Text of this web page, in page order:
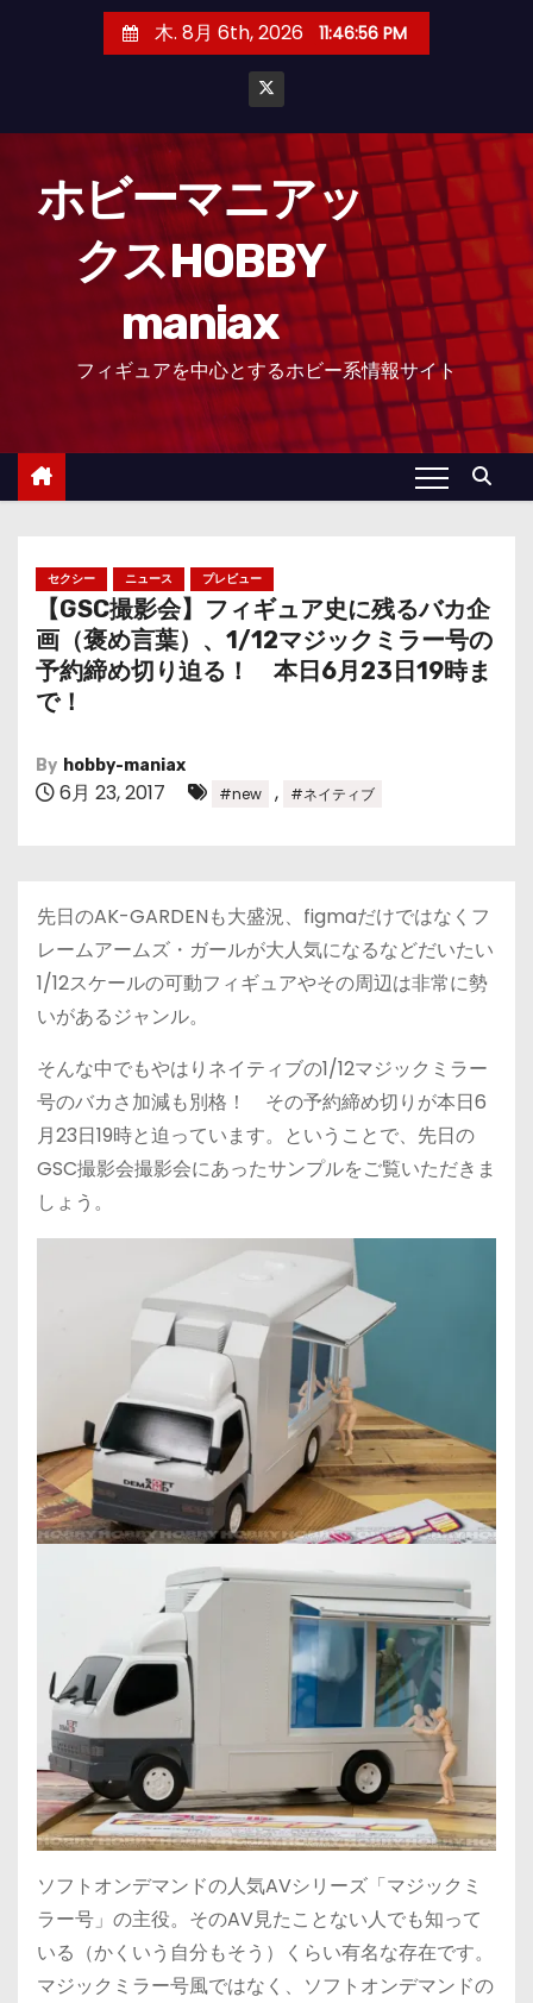
木. 8月 6th, 2026 11:46:57 PM
ホビーマニアッ
クスHOBBY
maniax
フィギュアを中心とするホビー系情報サイト
セクシー ニュース プレビュー
【GSC撮影会】フィギュア史に残るバカ企
画（褒め言葉）、1/12マジックミラー号の
予約締め切り迫る！ 本日6月23日19時ま
で！
By hobby-maniax
6月 23, 2017 #new , #ネイティブ
先日のAK-GARDENも大盛況、figmaだけではなくフ
レームアームズ・ガールが大人気になるなどだいたい
1/12スケールの可動フィギュアやその周辺は非常に勢
いがあるジャンル。
そんな中でもやはりネイティブの1/12マジックミラー
号のバカさ加減も別格！ その予約締め切りが本日6
月23日19時と迫っています。ということで、先日の
GSC撮影会撮影会にあったサンプルをご覧いただきま
しょう。
ソフトオンデマンドの人気AVシリーズ「マジックミ
ラー号」の主役。そのAV見たことない人でも知って
いる（かくいう自分もそう）くらい有名な存在です。
マジックミラー号風ではなく、ソフトオンデマンドの